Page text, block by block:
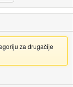
za drugačije